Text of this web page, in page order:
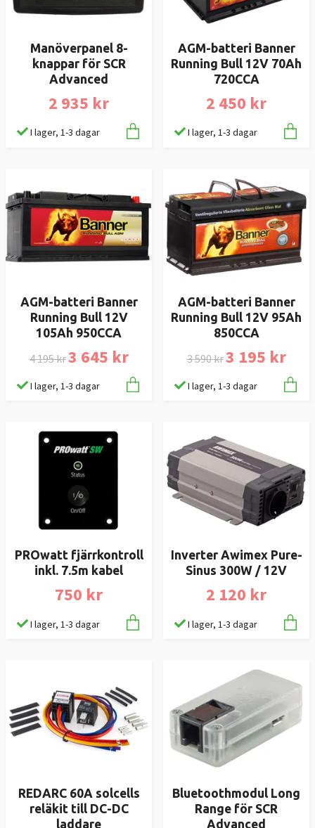
Manöverpanel 8-
knappar för SCR
Advanced
2 935 kr
I lager, 1-3 dagar
AGM-batteri Banner
Running Bull 12V 70Ah
720CCA
2 450 kr
I lager, 1-3 dagar
AGM-batteri Banner
Running Bull 12V
105Ah 950CCA
4 195 kr3 645 kr
I lager, 1-3 dagar
AGM-batteri Banner
Running Bull 12V 95Ah
850CCA
3 590 kr3 195 kr
I lager, 1-3 dagar
PROwatt fjärrkontroll
inkl. 7.5m kabel
750 kr
I lager, 1-3 dagar
Inverter Awimex Pure-
Sinus 300W / 12V
2 120 kr
I lager, 1-3 dagar
REDARC 60A solcells
reläkit till DC-DC
laddare
Bluetoothmodul Long
Range för SCR
Advanced